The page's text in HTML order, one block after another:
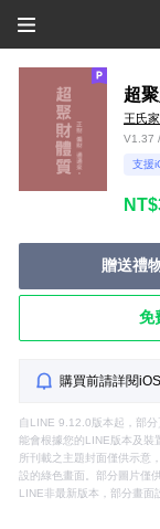
超
王氏
V1.37
支援
贈送禮
免
購買前請詳閱
自LINE 9.12.0版本起，部
能會根據您的LINE版本及裝
所刊載之主題封面僅供示意
設的綠色畫面。部分圖片僅
LINE非最新版本，部分畫面